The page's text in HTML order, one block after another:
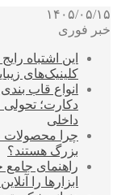
۱۴۰۵/۰۵/۱۵
خبر فوری
این اشتباه
کلینیک‌های
انواع قاب
دکارت؛
داخلی
بزرگ هستند؟
راهنمای جامع
ابزارها را